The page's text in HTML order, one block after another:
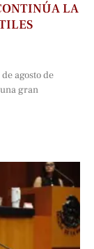
LA
agosto de
gran